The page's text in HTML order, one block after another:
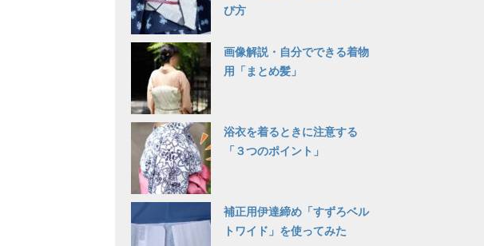
び方
画像解説・自分でできる着物
用「まとめ髪」
浴衣を着るときに注意する
「３つのポイント」
補正用伊達締め「すずろベル
トワイド」を使ってみた